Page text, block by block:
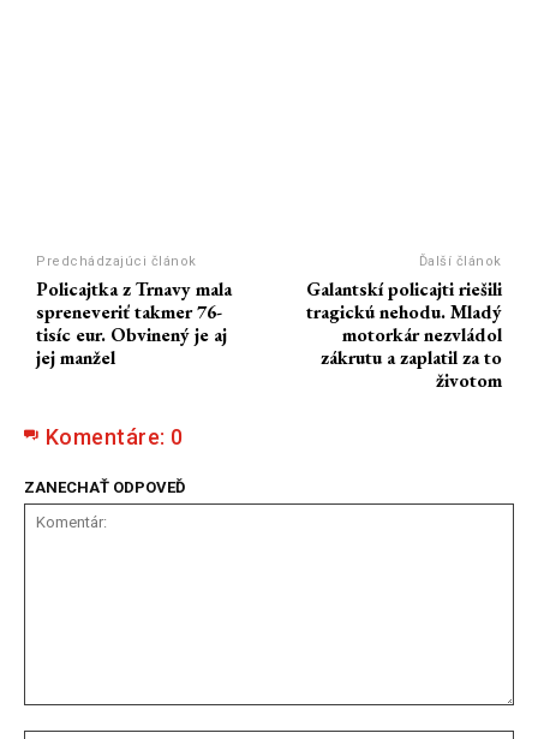
Predchádzajúci článok
Policajtka z Trnavy mala
spreneveriť takmer 76-
tisíc eur. Obvinený je aj
jej manžel
Ďalší článok
Galantskí policajti riešili
tragickú nehodu. Mladý
motorkár nezvládol
zákrutu a zaplatil za to
životom
Komentáre: 0
ZANECHAŤ ODPOVEĎ